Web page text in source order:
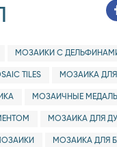
МОЗАИКИ С
TILES МОЗАИКА
МОЗАИЧНЫЕ
МОЗАИКА ДЛЯ
МОЗАИКА ДЛЯ